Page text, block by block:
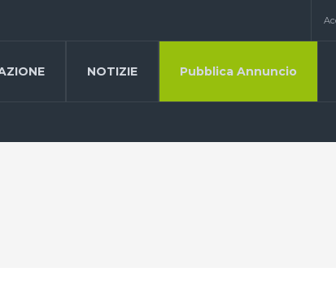
NOTIZIE Pubblica Annuncio